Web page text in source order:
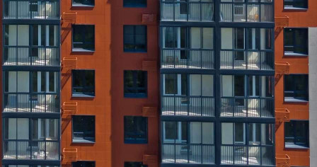
Обнинск
Адрес
Ленина проспект, д.219
Расположено
Этаж
-1
Предлагается
Продажа
Желаемый / подходящий вид деятельности
Не указано
Назначение
Не указано
Размер площади (м2)